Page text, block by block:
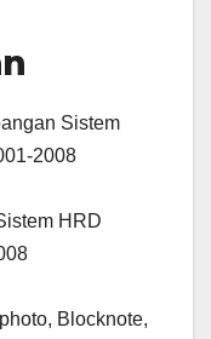
Sistem
2008
HRD
Blocknote,